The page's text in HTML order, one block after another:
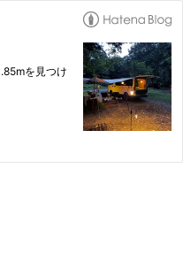
を見つけ